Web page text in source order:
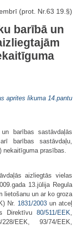
(prot. Nr.63 19.§)
barībā un
aprites likuma 14.pantu
barības sastāvdaļās
barības sastāvdaļu,
prasības.
aizliegtās vielas
13.jūlija Regula
lietošanu un ar ko groza
Nr. 1831/2003 un atceļ
Direktīvu 80/511/EEK
EEK, 93/74/EEK,